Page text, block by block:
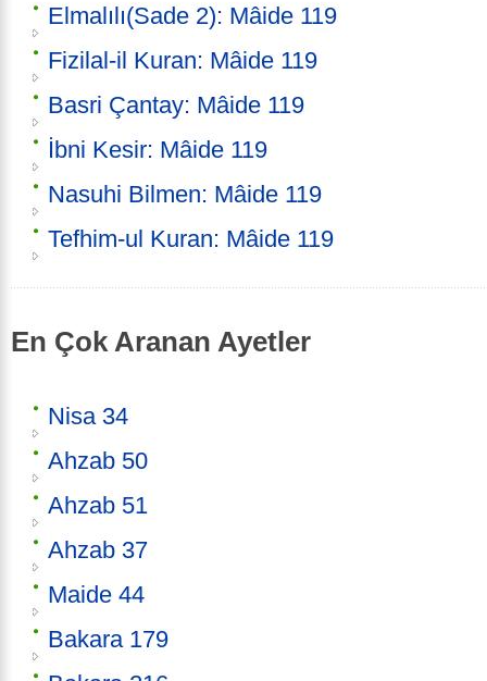
Elmalılı(Sade 2): Mâide 119
Fizilal-il Kuran: Mâide 119
Basri Çantay: Mâide 119
İbni Kesir: Mâide 119
Nasuhi Bilmen: Mâide 119
Tefhim-ul Kuran: Mâide 119
En Çok Aranan Ayetler
Nisa 34
Ahzab 50
Ahzab 51
Ahzab 37
Maide 44
Bakara 179